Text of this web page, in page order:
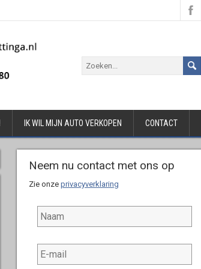
IK WIL MIJN AUTO VERKOPEN CONTACT
Neem nu contact met ons op
Zie onze privacyverklaring
a
a
*
m